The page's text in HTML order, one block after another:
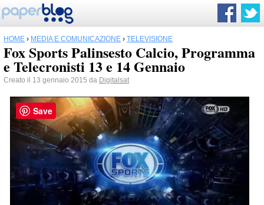
HOME › MEDIA E COMUNICAZIONE › TELEVISIONE
Fox Sports Palinsesto Calcio, Programma
e Telecronisti 13 e 14 Gennaio
Creato il 13 gennaio 2015 da Digitalsat
Save